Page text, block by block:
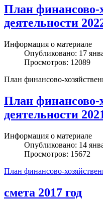
План финансово-
деятельности
Информация о материале
Опубликовано: 17
Просмотров: 12089
План финансово-
План финансово-
деятельности
Информация о материале
Опубликовано: 14
Просмотров: 15672
План финансово-
смета 2017 год